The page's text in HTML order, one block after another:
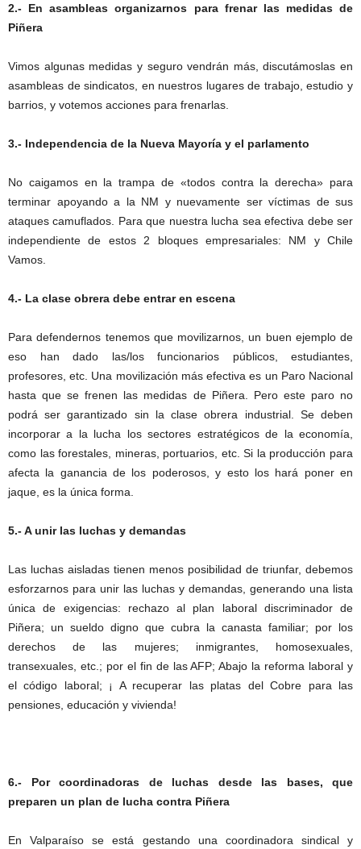
2.- En asambleas organizarnos para frenar las medidas de
Piñera
Vimos algunas medidas y seguro vendrán más, discutámoslas en
asambleas de sindicatos, en nuestros lugares de trabajo, estudio y
barrios, y votemos acciones para frenarlas.
3.- Independencia de la Nueva Mayoría y el parlamento
No caigamos en la trampa de «todos contra la derecha» para
terminar apoyando a la NM y nuevamente ser víctimas de sus
ataques camuflados. Para que nuestra lucha sea efectiva debe ser
independiente de estos 2 bloques empresariales: NM y Chile
Vamos.
4.- La clase obrera debe entrar en escena
Para defendernos tenemos que movilizarnos, un buen ejemplo de
eso han dado las/los funcionarios públicos, estudiantes,
profesores, etc. Una movilización más efectiva es un Paro Nacional
hasta que se frenen las medidas de Piñera. Pero este paro no
podrá ser garantizado sin la clase obrera industrial. Se deben
incorporar a la lucha los sectores estratégicos de la economía,
como las forestales, mineras, portuarios, etc. Si la producción para
afecta la ganancia de los poderosos, y esto los hará poner en
jaque, es la única forma.
5.- A unir las luchas y demandas
Las luchas aisladas tienen menos posibilidad de triunfar, debemos
esforzarnos para unir las luchas y demandas, generando una lista
única de exigencias: rechazo al plan laboral discriminador de
Piñera; un sueldo digno que cubra la canasta familiar; por los
derechos de las mujeres; inmigrantes, homosexuales,
transexuales, etc.; por el fin de las AFP; Abajo la reforma laboral y
el código laboral; ¡ A recuperar las platas del Cobre para las
pensiones, educación y vivienda!
6.- Por coordinadoras de luchas desde las bases, que
preparen un plan de lucha contra Piñera
En Valparaíso se está gestando una coordinadora sindical y